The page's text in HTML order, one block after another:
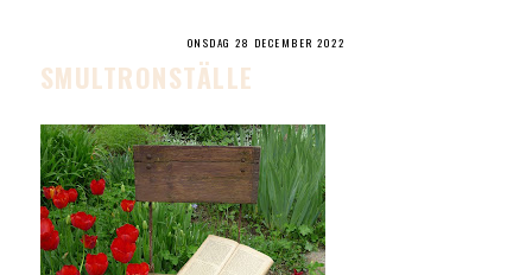
ONSDAG 28 DECEMBER 2022
SMULTRONSTÄLLE